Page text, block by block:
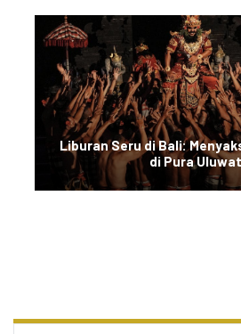
Liburan Seru di Bali:
di Pura